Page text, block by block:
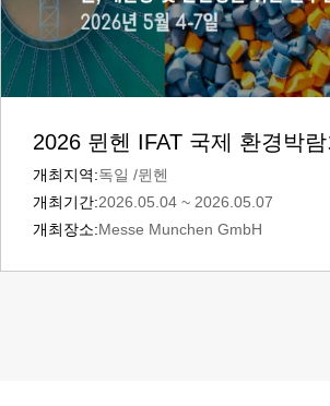
2026 뮌헨 IFAT 국제 환경박람
개최지역:독일 /뮌헨
개최기간:2026.05.04 ~ 2026.05.07
개최장소:Messe Munchen GmbH